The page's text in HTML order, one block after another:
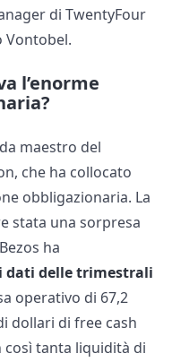
di TwentyFour
Vontobel.
l’enorme
maestro del
che ha collocato
obbligazionaria. La
stata una sorpresa
ha
dati delle trimestrali
operativo di 67,2
dollari di free cash
così tanta liquidità di